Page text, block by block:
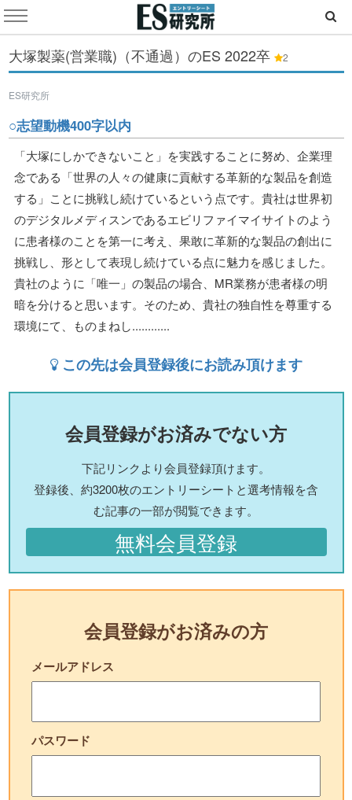
大塚製薬(営業職)（不通過）のES 2022卒 2
ES研究所
○志望動機400字以内
「大塚にしかできないこと」を実践することに努め、企業理
念である「世界の人々の健康に貢献する革新的な製品を創造
する」ことに挑戦し続けているという点です。貴社は世界初
のデジタルメディスンであるエビリファイマイサイトのよう
に患者様のことを第一に考え、果敢に革新的な製品の創出に
挑戦し、形として表現し続けている点に魅力を感じました。
貴社のように「唯一」の製品の場合、MR業務が患者様の明
暗を分けると思います。そのため、貴社の独自性を尊重する
環境にて、ものまねし............
この先は会員登録後にお読み頂けます
会員登録がお済みでない方
下記リンクより会員登録頂けます。
登録後、約3200枚のエントリーシートと選考情報を含
む記事の一部が閲覧できます。
無料会員登録
会員登録がお済みの方
メールアドレス
パスワード